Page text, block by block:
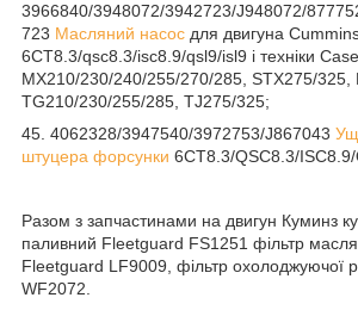
3966840/3948072/3942723/J948072/
723 Масляний насос для двигуна
6CT8.3/qsc8.3/isc8.9/qsl9/isl9 і техніки
MX210/230/240/255/270/285, STX275/325,
TG210/230/255/285, TJ275/325;
45. 4062328/3947540/3972753/J867043
штуцера форсунки 6CT8.3/QSC8.3/
Разом з запчастинами на двигун Куминз
паливний Fleetguard FS1251 фільтр
Fleetguard LF9009, фільтр охолоджуючої
WF2072.